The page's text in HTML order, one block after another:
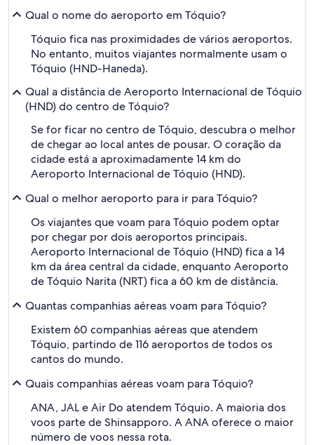
Qual o nome do aeroporto em Tóquio?
Tóquio fica nas proximidades de vários aeroportos.
No entanto, muitos viajantes normalmente usam o
Tóquio (HND-Haneda).
Qual a distância de Aeroporto Internacional de Tóquio
(HND) do centro de Tóquio?
Se for ficar no centro de Tóquio, descubra o melhor
de chegar ao local antes de pousar. O coração da
cidade está a aproximadamente 14 km do
Aeroporto Internacional de Tóquio (HND).
Qual o melhor aeroporto para ir para Tóquio?
Os viajantes que voam para Tóquio podem optar
por chegar por dois aeroportos principais.
Aeroporto Internacional de Tóquio (HND) fica a 14
km da área central da cidade, enquanto Aeroporto
de Tóquio Narita (NRT) fica a 60 km de distância.
Quantas companhias aéreas voam para Tóquio?
Existem 60 companhias aéreas que atendem
Tóquio, partindo de 116 aeroportos de todos os
cantos do mundo.
Quais companhias aéreas voam para Tóquio?
ANA, JAL e Air Do atendem Tóquio. A maioria dos
voos parte de Shinsapporo. A ANA oferece o maior
número de voos nessa rota.